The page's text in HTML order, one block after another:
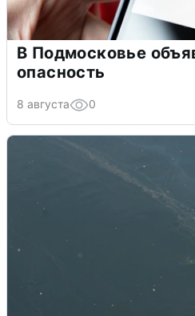
В Подмосковье
опасность
8 августа 0